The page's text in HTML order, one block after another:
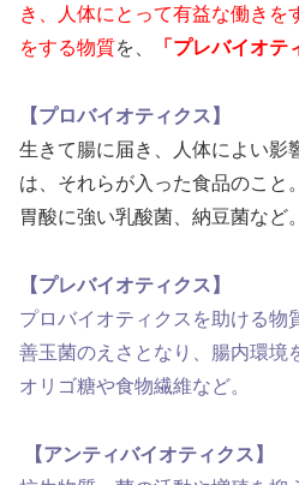
き、人体にとって有益な働きを
をする物質を、 「プレバイオテ
【プロバイオティクス】
生きて腸に届き、人体によい影
は、それらが入った食品のこと。
胃酸に強い乳酸菌、納豆菌など。
【プレバイオティクス】
プロバイオティクスを助ける物
善玉菌のえさとなり、腸内環境
オリゴ糖や食物繊維など。
【アンティバイオティクス】